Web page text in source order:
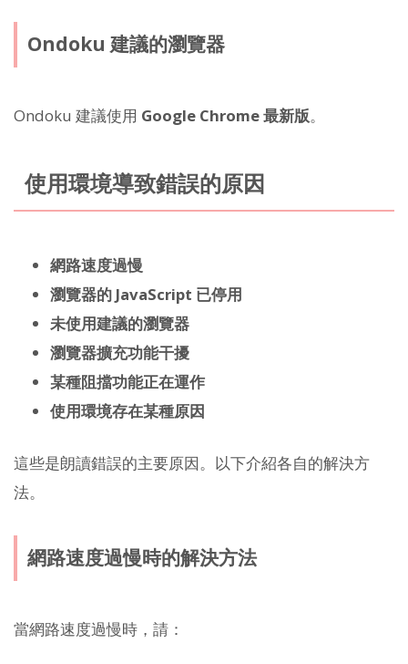
Ondoku 建議的瀏覽器
Ondoku 建議使用 Google Chrome 最新版。
使用環境導致錯誤的原因
網路速度過慢
瀏覽器的 JavaScript 已停用
未使用建議的瀏覽器
瀏覽器擴充功能干擾
某種阻擋功能正在運作
使用環境存在某種原因
這些是朗讀錯誤的主要原因。以下介紹各自的解決方
法。
網路速度過慢時的解決方法
當網路速度過慢時，請：